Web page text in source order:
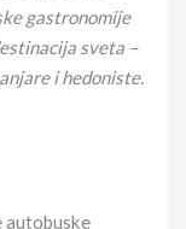
gastronomije
sveta –
i hedoniste.
autobuske